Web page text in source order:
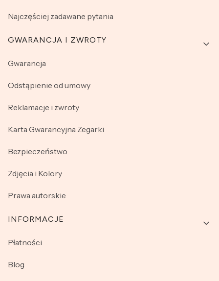
Najczęściej zadawane pytania
GWARANCJA I ZWROTY
Gwarancja
Odstąpienie od umowy
Reklamacje i zwroty
Karta Gwarancyjna Zegarki
Bezpieczeństwo
Zdjęcia i Kolory
Prawa autorskie
INFORMACJE
Płatności
Blog